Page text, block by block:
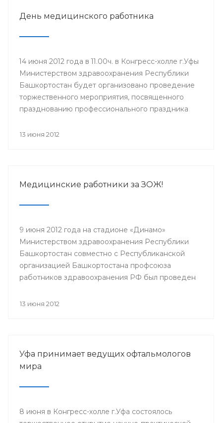
выпускники 2012 года.
День медицинского работника
14 июня 2012 года в 11.00ч. в Конгресс-холле г.Уфы
Министерством здравоохранения Республики
Башкортостан будет организовано проведение
торжественного мероприятия, посвященного
празднованию профессионального праздника
участия в мероприятии приглашены
государственных унитарных предприятий,
13 июня 2012
Медицинские работники за ЗОЖ!
9 июня 2012 года на стадионе «Динамо»
Министерством здравоохранения Республики
Башкортостан совместно с Республиканской
организацией Башкортостана профсоюза
работников здравоохранения РФ был проведен
отрасли здравоохранения, посвященный Дню
систематическим занятиям физической культурой
и спортом, укрепления здоровья работников
сферы здравоохранения.
13 июня 2012
Уфа принимает ведущих офтальмологов
мира
8 июня в Конгресс-холле г.Уфа состоялось